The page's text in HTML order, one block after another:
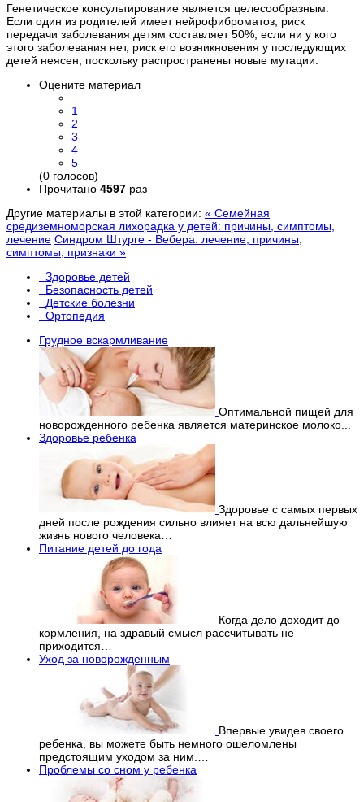
Генетическое консультирование является целесообразным.
Если один из родителей имеет нейрофиброматоз, риск
передачи заболевания детям составляет 50%; если ни у кого
этого заболевания нет, риск его возникновения у последующих
детей неясен, поскольку распространены новые мутации.
Оцените материал
1
2
3
4
5
(0 голосов)
Прочитано 4597 раз
Другие материалы в этой категории: « Семейная
средиземноморская лихорадка у детей: причины, симптомы,
лечение Синдром Штурге - Вебера: лечение, причины,
симптомы, признаки »
Здоровье детей
Безопасность детей
Детские болезни
Ортопедия
Грудное вскармливание
Оптимальной пищей для
новорожденного ребенка является материнское молоко...
Здоровье ребенка
Здоровье с самых первых
дней после рождения сильно влияет на всю дальнейшую
жизнь нового человека…
Питание детей до года
Когда дело доходит до
кормления, на здравый смысл рассчитывать не
приходится…
Уход за новорожденным
Впервые увидев своего
ребенка, вы можете быть немного ошеломлены
предстоящим уходом за ним.…
Проблемы со сном у ребенка